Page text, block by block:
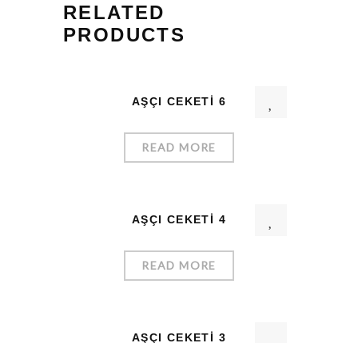
RELATED
PRODUCTS
AŞÇI CEKETI 6
READ MORE
AŞÇI CEKETI 4
READ MORE
AŞÇI CEKETI 3